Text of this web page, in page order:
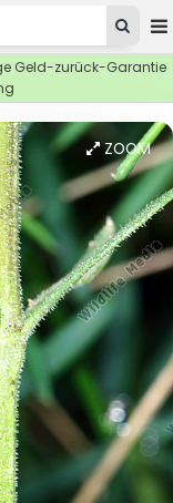
Geld-zurück-Garantie
ZOOM